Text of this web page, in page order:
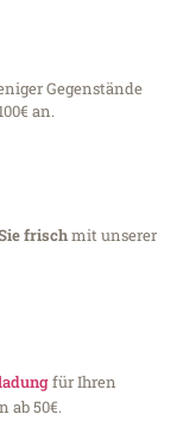
Gegenstände
an.
frischmit unserer
für Ihren
ab 50€.